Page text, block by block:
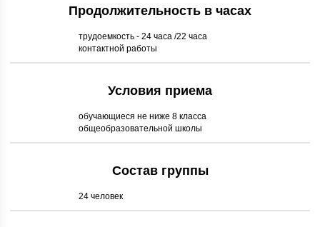
Продолжительность в часах
трудоемкость - 24 часа /22 часа
контактной работы
Условия приема
обучающиеся не ниже 8 класса
общеобразовательной школы
Состав группы
24 человек